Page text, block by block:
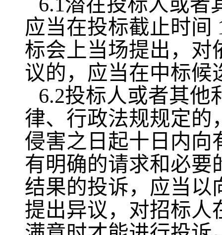
应当在投标截止时间
标会上当场提出，对
议的，应当在中标候
6.2投标人或者其他
律、行政法规规定的
侵害之日起十日内向
有明确的请求和必要
结果的投诉，应当以
提出异议，对招标人